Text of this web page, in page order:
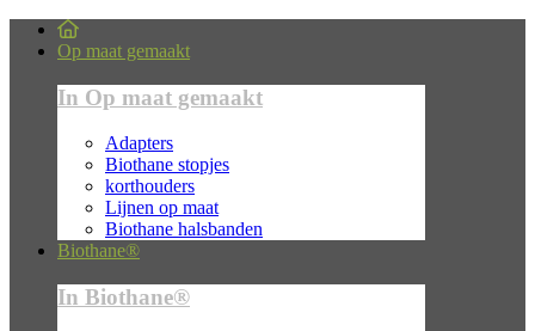
Op maat gemaakt
In Op maat gemaakt
Adapters
Biothane stopjes
korthouders
Lijnen op maat
Biothane halsbanden
Biothane®
In Biothane®